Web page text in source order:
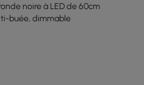
noire à LED de 60cm
buée, dimmable